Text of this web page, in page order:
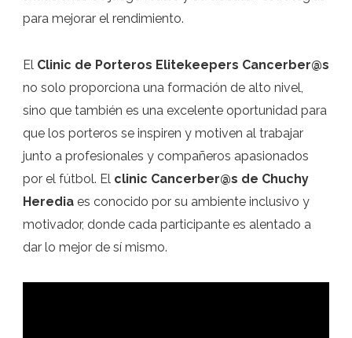
para mejorar el rendimiento.
El Clinic de Porteros Elitekeepers Cancerber@s
no solo proporciona una formación de alto nivel,
sino que también es una excelente oportunidad para
que los porteros se inspiren y motiven al trabajar
junto a profesionales y compañeros apasionados
por el fútbol. El clinic Cancerber@s de Chuchy
Heredia es conocido por su ambiente inclusivo y
motivador, donde cada participante es alentado a
dar lo mejor de sí mismo.